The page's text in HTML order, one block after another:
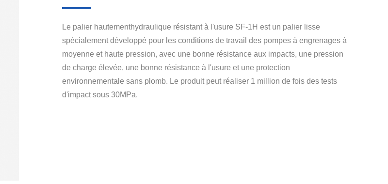
Le palier hautementhydraulique résistant à l'usure SF-1H est un palier lisse
spécialement développé pour les conditions de travail des pompes à engrenages à
moyenne et haute pression, avec une bonne résistance aux impacts, une pression
de charge élevée, une bonne résistance à l'usure et une protection
environnementale sans plomb. Le produit peut réaliser 1 million de fois des tests
d'impact sous 30MPa.